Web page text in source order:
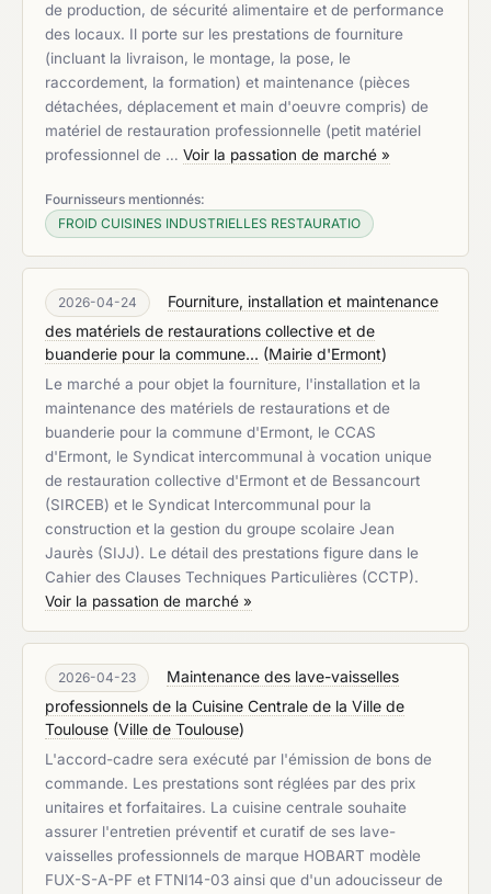
de production, de sécurité alimentaire et de performance
des locaux. Il porte sur les prestations de fourniture
(incluant la livraison, le montage, la pose, le
raccordement, la formation) et maintenance (pièces
détachées, déplacement et main d'oeuvre compris) de
matériel de restauration professionnelle (petit matériel
professionnel de … Voir la passation de marché »
Fournisseurs mentionnés:
FROID CUISINES INDUSTRIELLES RESTAURATIO
2026-04-24
Fourniture, installation et maintenance
des matériels de restaurations collective et de
buanderie pour la commune... (Mairie d'Ermont)
Le marché a pour objet la fourniture, l'installation et la
maintenance des matériels de restaurations et de
buanderie pour la commune d'Ermont, le CCAS
d'Ermont, le Syndicat intercommunal à vocation unique
de restauration collective d'Ermont et de Bessancourt
(SIRCEB) et le Syndicat Intercommunal pour la
construction et la gestion du groupe scolaire Jean
Jaurès (SIJJ). Le détail des prestations figure dans le
Cahier des Clauses Techniques Particulières (CCTP).
Voir la passation de marché »
2026-04-23
Maintenance des lave-vaisselles
professionnels de la Cuisine Centrale de la Ville de
Toulouse (Ville de Toulouse)
L'accord-cadre sera exécuté par l'émission de bons de
commande. Les prestations sont réglées par des prix
unitaires et forfaitaires. La cuisine centrale souhaite
assurer l'entretien préventif et curatif de ses lave-
vaisselles professionnels de marque HOBART modèle
FUX-S-A-PF et FTNI14-03 ainsi que d'un adoucisseur de